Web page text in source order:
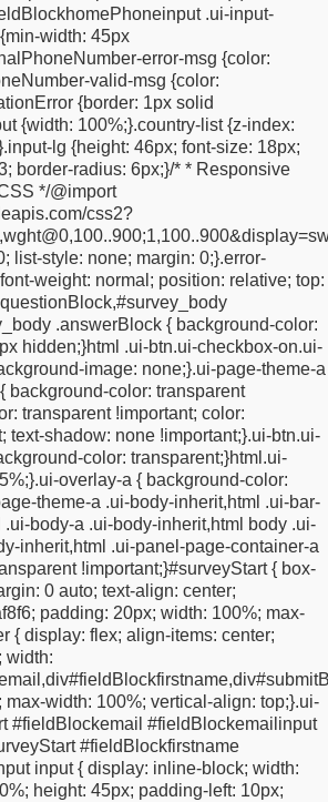
.ui-input-
min-width: 45px
error-msg {color:
valid-msg {color:
{border: 1px solid
{width: 100%;}.country-list {z-index:
.input-lg {height: 46px; font-size: 18px;
border-radius: 6px;}/* * Responsive
*/@import
css2?
list-style: none; margin: 0;}.error-
font-weight: normal; position: relative; top:
#survey_body
.answerBlock { background-color:
hidden;}html .ui-btn.ui-checkbox-on.ui-
image: none;}.ui-page-theme-a
background-color: transparent
transparent !important; color:
text-shadow: none !important;}.ui-btn.ui-
color: transparent;}html.ui-
}.ui-overlay-a { background-color:
theme-a .ui-body-inherit,html .ui-bar-
.ui-body-a .ui-body-inherit,html body .ui-
inherit,html .ui-panel-page-container-a
!important;}#surveyStart { box-
0 auto; text-align: center;
padding: 20px; width: 100%; max-
{ display: flex; align-items: center;
width:
div#fieldBlockfirstname,
max-width: 100%; vertical-align: top;}.ui-
#fieldBlockemail #fieldBlockemailinput
#fieldBlockfirstname
input { display: inline-block; width:
height: 45px; padding-left: 10px;
400;opacity: 50%;} .hide {display:
theme-a .ui-btn {
border-color: transparent;border: none
400 !important;font-family: Montserrat,
font-size: 0.85rem;line-height:
color: #a1a1a1 !important;}.ui-
search input,.ui-input-text
{box-sizing: border-box;width:
width: 100% !important;
2px 1px 0px;border-radius: 0;
!important;font-family:
sans-serif; font-size: 15px;font-
1.5;color: black; border-bottom: 1px
-webkit-appearance: none;
none; margin-right: 5px;}.ui-
box-shadow: none !important;-moz-box-
box-shadow: none
{background-color: transparent;
box-shadow: none;text-transform:
700;font-size: 28px;text-align:
.ui-input-search input {box-sizing:
!important;max-width: 100%
!important; margin: 0px;padding: 1px
0;background-color: #faf8f6;font-
sans-serif;font-size: 15px;font-weight:
black;border-bottom: 1px solid
none;-moz-appearance: none;
overlay-a,.ui-page-theme-a,.ui-page-
{background-color: #faf8f6
{
{color: #707070;font-
12px;}#a1734638462199 {background-
box-shadow: none;color: #707070;
50%;font-size: 11px;}.ui-checkbox
absolute;left: 0.466em; top: 50%;
height: 21px !important;margin: -11px 0